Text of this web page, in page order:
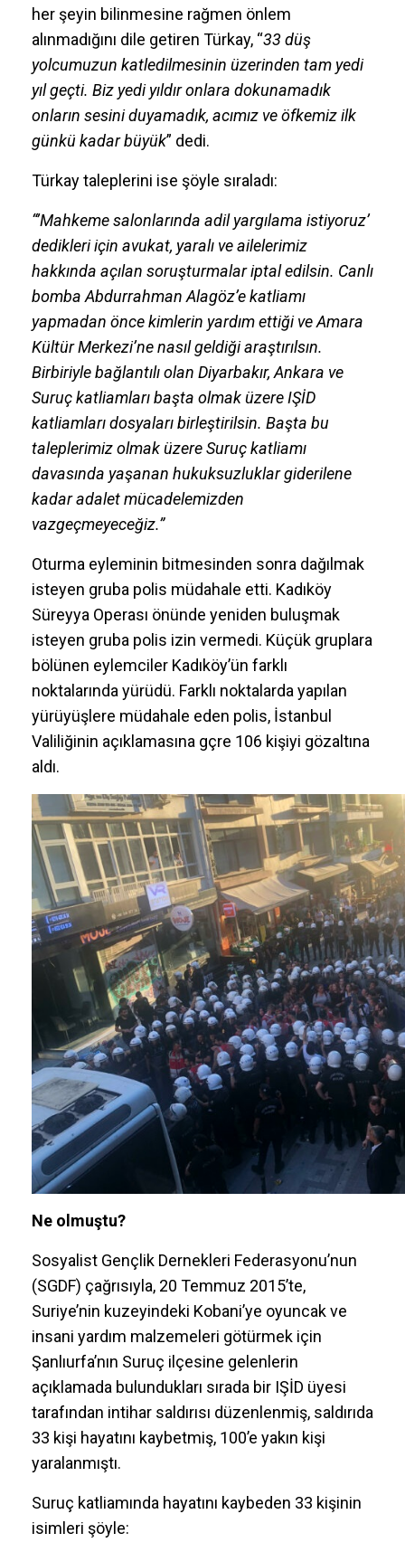
her şeyin bilinmesine rağmen önlem
alınmadığını dile getiren Türkay, “33 düş
yolcumuzun katledilmesinin üzerinden tam yedi
yıl geçti. Biz yedi yıldır onlara dokunamadık
onların sesini duyamadık, acımız ve öfkemiz ilk
günkü kadar büyük” dedi.
Türkay taleplerini ise şöyle sıraladı:
“’Mahkeme salonlarında adil yargılama istiyoruz’
dedikleri için avukat, yaralı ve ailelerimiz
hakkında açılan soruşturmalar iptal edilsin. Canlı
bomba Abdurrahman Alagöz’e katliamı
yapmadan önce kimlerin yardım ettiği ve Amara
Kültür Merkezi’ne nasıl geldiği araştırılsın.
Birbiriyle bağlantılı olan Diyarbakır, Ankara ve
Suruç katliamları başta olmak üzere IŞİD
katliamları dosyaları birleştirilsin. Başta bu
taleplerimiz olmak üzere Suruç katliamı
davasında yaşanan hukuksuzluklar giderilene
kadar adalet mücadelemizden
vazgeçmeyeceğiz.”
Oturma eyleminin bitmesinden sonra dağılmak
isteyen gruba polis müdahale etti. Kadıköy
Süreyya Operası önünde yeniden buluşmak
isteyen gruba polis izin vermedi. Küçük gruplara
bölünen eylemciler Kadıköy’ün farklı
noktalarında yürüdü. Farklı noktalarda yapılan
yürüyüşlere müdahale eden polis, İstanbul
Valiliğinin açıklamasına gçre 106 kişiyi gözaltına
aldı.
Ne olmuştu?
Sosyalist Gençlik Dernekleri Federasyonu’nun
(SGDF) çağrısıyla, 20 Temmuz 2015’te,
Suriye’nin kuzeyindeki Kobani’ye oyuncak ve
insani yardım malzemeleri götürmek için
Şanlıurfa’nın Suruç ilçesine gelenlerin
açıklamada bulundukları sırada bir IŞİD üyesi
tarafından intihar saldırısı düzenlenmiş, saldırıda
33 kişi hayatını kaybetmiş, 100’e yakın kişi
yaralanmıştı.
Suruç katliamında hayatını kaybeden 33 kişinin
isimleri şöyle: